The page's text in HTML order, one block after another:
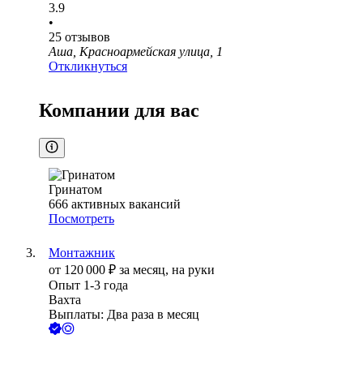
3.9
•
25 отзывов
Аша, Красноармейская улица, 1
Откликнуться
Компании для вас
Гринатом
666 активных вакансий
Посмотреть
Монтажник
от 120 000 ₽ за месяц, на руки
Опыт 1-3 года
Вахта
Выплаты: Два раза в месяц